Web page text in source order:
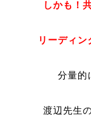
しかも！
リーディン
分量的
渡辺先生